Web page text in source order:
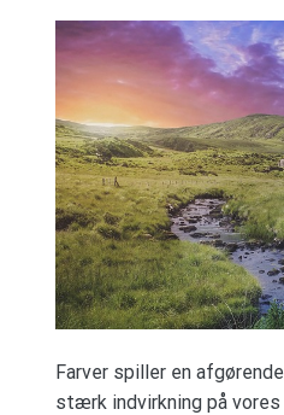
Farver spiller en
stærk indvirkning på